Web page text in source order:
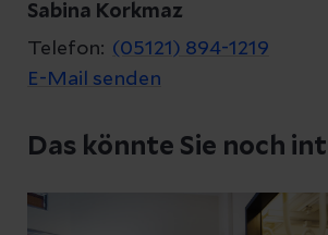
Abschicken
Sabina Korkmaz
Telefon: (05121) 894-1219
E-Mail senden
Das könnte Sie noch